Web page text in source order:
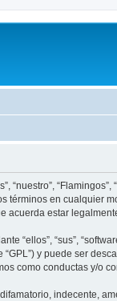
“nuestro”,
términos en
acuerda estar
“ellos”, “sus”,
“GPL”) y puede ser
como conductas y/o
indecente,